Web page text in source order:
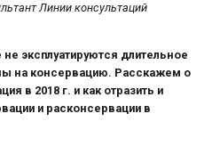
Линии консультаций
эксплуатируются длительное
на консервацию. Расскажем о
в 2018 г. и как отразить и
и расконсервации в